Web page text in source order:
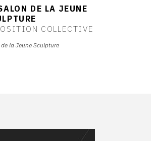
DE LA JEUNE
COLLECTIVE
la Jeune Sculpture